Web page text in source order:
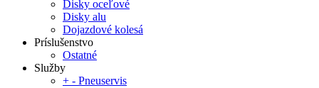
Disky oceľové
Disky alu
Dojazdové kolesá
Príslušenstvo
Ostatné
Služby
+ - Pneuservis